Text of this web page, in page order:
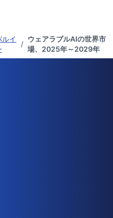
イ
/
ウェアラブルAIの世界市
場、2025年～2029年